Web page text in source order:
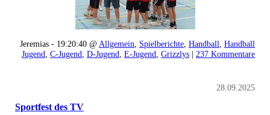
Jeremias - 19:20:40 @ Allgemein Spielberichte Handball Handball
Jugend C-Jugend D-Jugend E-Jugend Grizzlys | 237 Kommentare
28.09.2025
Sportfest des TV